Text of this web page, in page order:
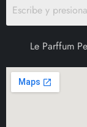
Le Parffum